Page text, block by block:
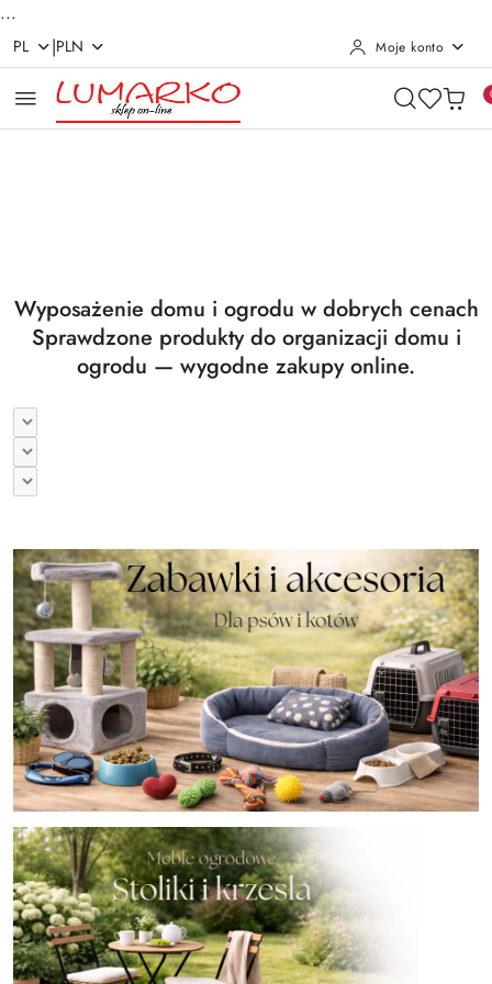
...
Przejdź do treści głównej
Przejdź do wyszukiwarki
Przejdź do moje konto
Przejdź do menu głównego
Przejdź do stopki
PL |PLN Moje konto
Wyposażenie domu i ogrodu w dobrych cenach
Sprawdzone produkty do organizacji domu i
ogrodu — wygodne zakupy online.